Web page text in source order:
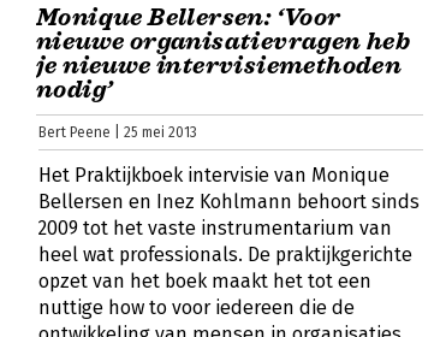
Monique Bellersen: ‘Voor
nieuwe organisatievragen heb
je nieuwe intervisiemethoden
nodig’
Bert Peene | 25 mei 2013
Het Praktijkboek intervisie van Monique
Bellersen en Inez Kohlmann behoort sinds
2009 tot het vaste instrumentarium van
heel wat professionals. De praktijkgerichte
opzet van het boek maakt het tot een
nuttige how to voor iedereen die de